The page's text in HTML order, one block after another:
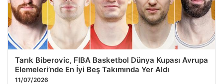
Tarık Biberovic, FIBA Basketbol Dünya Kupası Avrupa
Elemeleri’nde En İyi Beş Takımında Yer Aldı
11/07/2026